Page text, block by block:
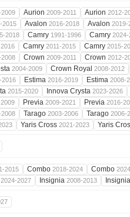
Aurion 2009-2011 Aurion 2012-
2015 Avalon 2016-2018 Avalon 2019-
2018 Camry 1991-1996 Camry 2024-
Camry 2011-2015 Camry 2015-
Crown 2009-2011 Crown 2012-
2004-2009 Crown Royal 2008-2012
2016 Estima 2016-2019 Estima 2008-
2015-2020 Innova Crysta 2023-2026
Previa 2009-2021 Previa 2016-
Tarago 2003-2006 Tarago 2006-
Yaris Cross 2021-2023 Yaris
2015 Combo 2018-2024 Combo
2024-2027 Insignia 2008-2013